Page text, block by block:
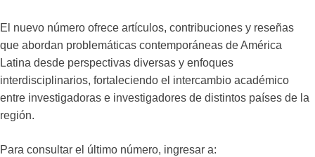
El nuevo número ofrece artículos, contribuciones y reseñas
que abordan problemáticas contemporáneas de América
Latina desde perspectivas diversas y enfoques
interdisciplinarios, fortaleciendo el intercambio académico
entre investigadoras e investigadores de distintos países de la
región.
Para consultar el último número, ingresar a: